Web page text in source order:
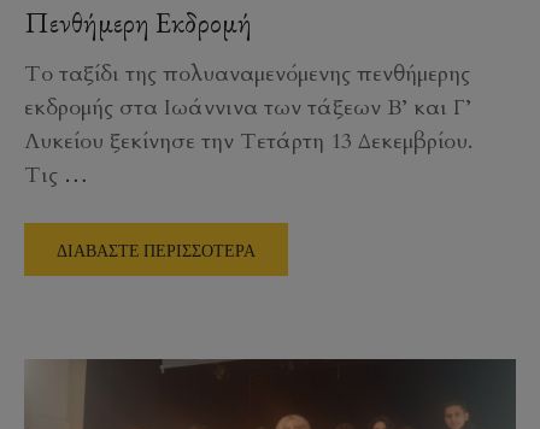
Πενθήμερη Εκδρομή
Το ταξίδι της πολυαναμενόμενης πενθήμερης
εκδρομής στα Ιωάννινα των τάξεων Β’ και Γ’
Λυκείου ξεκίνησε την Τετάρτη 13 Δεκεμβρίου.
Τις …
ΔΙΑΒΑΣΤΕ ΠΕΡΙΣΣΟΤΕΡΑ